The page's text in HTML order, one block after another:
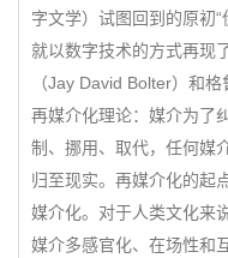
字文学）试图回到的原初
就以数字技术的方式再现
（Jay David Bolter）和
再媒介化理论：媒介为了
制、挪用、取代，任何媒
归至现实。再媒介化的起
媒介化。对于人类文化来
媒介多感官化、在场性和